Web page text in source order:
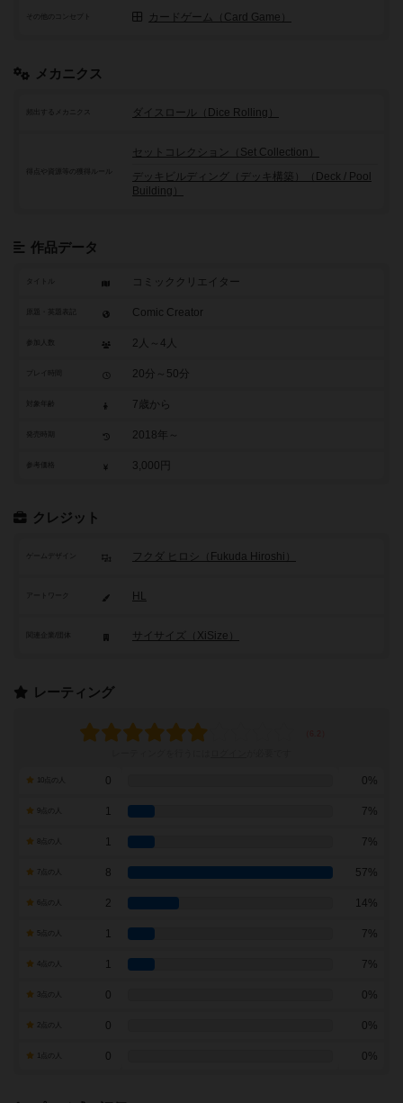
その他のコンセプト カードゲーム（Card Game）
メカニクス
頻出するメカニクス ダイスロール（Dice Rolling）
セットコレクション（Set Collection）
デッキビルディング（デッキ構築）（Deck / Pool
Building）
作品データ
タイトル コミッククリエイター
Comic Creator
参加人数 2人～4人
20分～50分
7歳から
2018年～
参考価格 3,000円
クレジット
ゲームデザイン フクダ ヒロシ（Fukuda Hiroshi）
アートワーク HL
サイサイズ（XiSize）
レーティング
0 0%
1 7%
1 7%
7点の人 8 57%
2 14%
1 7%
1 7%
0 0%
0 0%
0 0%